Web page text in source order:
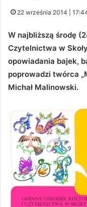
22 września 2014 |
W najbliższą środę
Czytelnictwa w
opowiadania bajek,
poprowadzi twórca
Michał Malinowski.